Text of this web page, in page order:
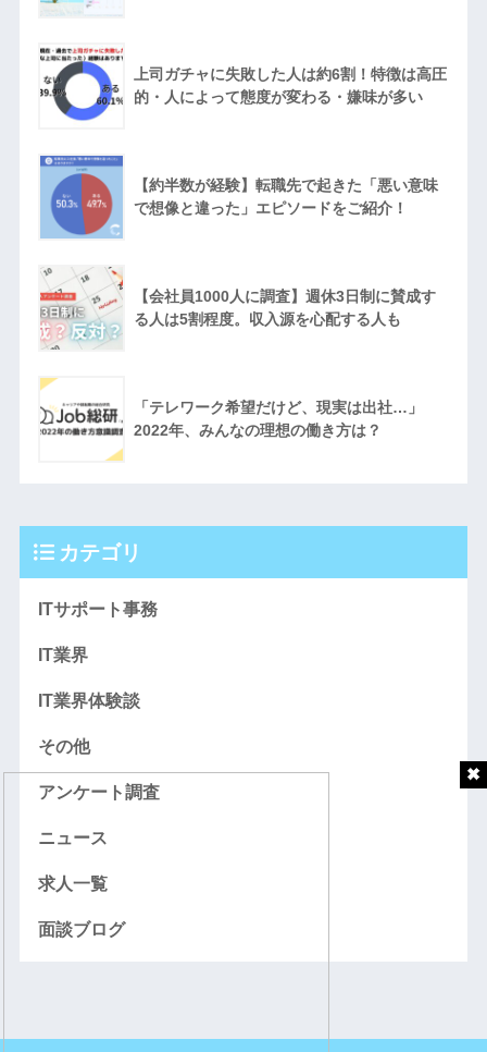
上司ガチャに失敗した人は約6割！特徴は高圧
的・人によって態度が変わる・嫌味が多い
【約半数が経験】転職先で起きた「悪い意味
で想像と違った」エピソードをご紹介！
【会社員1000人に調査】週休3日制に賛成す
る人は5割程度。収入源を心配する人も
「テレワーク希望だけど、現実は出社…」
2022年、みんなの理想の働き方は？
カテゴリ
ITサポート事務
IT業界
IT業界体験談
その他
アンケート調査
ニュース
求人一覧
面談ブログ